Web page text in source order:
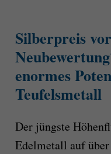
Silberpreis
enormes
Teufelsmetall
Der jüngste
Edelmetall auf